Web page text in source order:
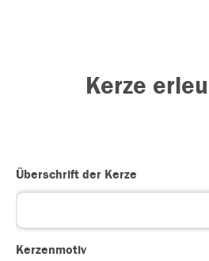
Kerze
Überschrift der Kerze
Kerzenmotiv